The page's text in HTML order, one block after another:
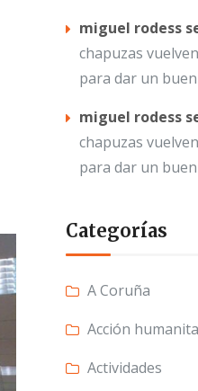
miguel rodess
chapuzas
para dar un
miguel rodess
chapuzas
para dar un
Categorías
A Coruña
Acción
Actividades